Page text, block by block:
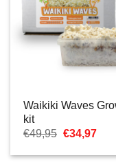
Waikiki Waves
kit
€49,95
war:
€34,97
ist: